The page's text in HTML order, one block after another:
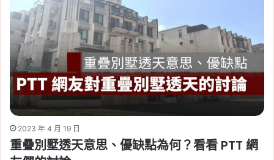
2023 年 4 月 19 日
重疊別墅透天意思、優缺點為何？看看 PTT 網